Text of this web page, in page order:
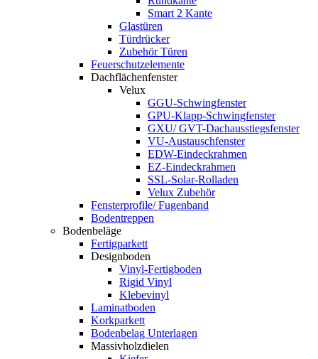
Smart 2 Kante
Glastüren
Türdrücker
Zubehör Türen
Feuerschutzelemente
Dachflächenfenster
Velux
GGU-Schwingfenster
GPU-Klapp-Schwingfenster
GXU/ GVT-Dachausstiegsfenster
VU-Austauschfenster
EDW-Eindeckrahmen
EZ-Eindeckrahmen
SSL-Solar-Rolladen
Velux Zubehör
Fensterprofile/ Fugenband
Bodentreppen
Bodenbeläge
Fertigparkett
Designboden
Vinyl-Fertigboden
Rigid Vinyl
Klebevinyl
Laminatboden
Korkparkett
Bodenbelag Unterlagen
Massivholzdielen